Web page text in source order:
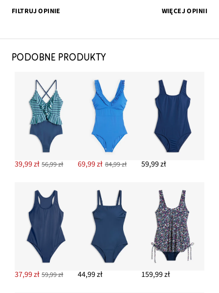
FILTRUJ OPINIE
WIĘCEJ OPINII
PODOBNE PRODUKTY
39,99 zł 56,99 zł 69,99 zł 84,99 zł 59,99 zł
37,99 zł 59,99 zł 44,99 zł 159,99 zł